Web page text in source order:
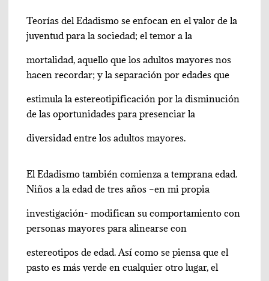
Teorías del Edadismo se enfocan en el valor de la
juventud para la sociedad; el temor a la
mortalidad, aquello que los adultos mayores nos
hacen recordar; y la separación por edades que
estimula la estereotipificación por la disminución
de las oportunidades para presenciar la
diversidad entre los adultos mayores.
El Edadismo también comienza a temprana edad.
Niños a la edad de tres años –en mi propia
investigación- modifican su comportamiento con
personas mayores para alinearse con
estereotipos de edad. Así como se piensa que el
pasto es más verde en cualquier otro lugar, el